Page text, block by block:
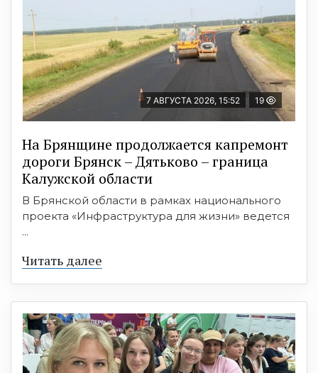
7 АВГУСТА 2026, 15:52 19
На Брянщине продолжается капремонт
дороги Брянск – Дятьково – граница
Калужской области
В Брянской области в рамках национального
проекта «Инфраструктура для жизни» ведется
...
Читать далее